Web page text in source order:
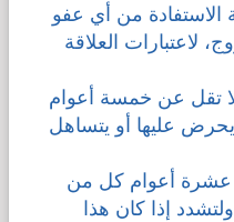
الاستفادة من أي عفو
لاعتبارات العلاقة
تقل عن خمسة أعوام
عليها أو يتساهل
عشرة أعوام كل من
إذا كان هذا